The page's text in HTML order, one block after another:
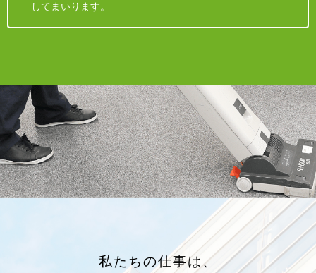
してまいります。
私たちの仕事は、